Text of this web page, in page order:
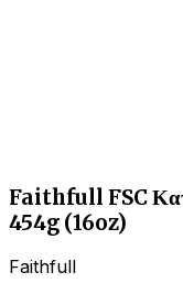
Faithfull FSC
454g (16oz)
Faithfull